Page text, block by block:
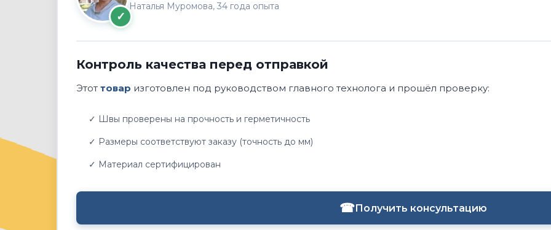
✓
Наталья Муромова, 34 года опыта
Контроль качества перед отправкой
Этот товар изготовлен под руководством главного технолога и прошёл проверку:
✓ Швы проверены на прочность и герметичность
✓ Размеры соответствуют заказу (точность до мм)
✓ Материал сертифицирован
☎Получить консультацию